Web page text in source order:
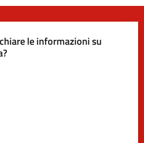
le informazioni su